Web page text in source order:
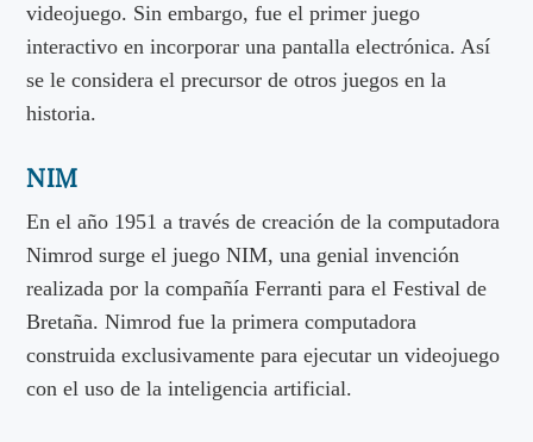
videojuego. Sin embargo, fue el primer juego
interactivo en incorporar una pantalla electrónica. Así
se le considera el precursor de otros juegos en la
historia.
NIM
En el año 1951 a través de creación de la computadora
Nimrod surge el juego NIM, una genial invención
realizada por la compañía Ferranti para el Festival de
Bretaña. Nimrod fue la primera computadora
construida exclusivamente para ejecutar un videojuego
con el uso de la inteligencia artificial.